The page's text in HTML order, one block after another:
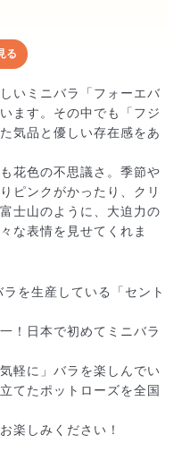
すくなる処理）を施
てお届けしています。
うに見えますが、輸送
する効果があります。
る
いミニバラ「フォーエバ
ます。その中でも「フジ
気品と優しい存在感をあ
花色の不思議さ。季節や
ピンクがかったり、クリ
士山のように、大迫力の
な表情を見せてくれま
を生産している「セント
！日本で初めてミニバラ
軽に」バラを楽しんでい
てたポットローズを全国
楽しみください！